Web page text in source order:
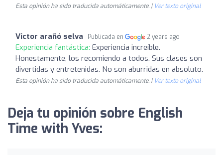
Esta opinión ha sido traducida automáticamente. | Ver texto original
Victor arañó selva Publicada en 2 years ago
Experiencia fantástica: Experiencia increíble.
Honestamente, los recomiendo a todos. Sus clases son
divertidas y entretenidas. No son aburridas en absoluto.
Esta opinión ha sido traducida automáticamente. | Ver texto original
Deja tu opinión sobre English
Time with Yves: